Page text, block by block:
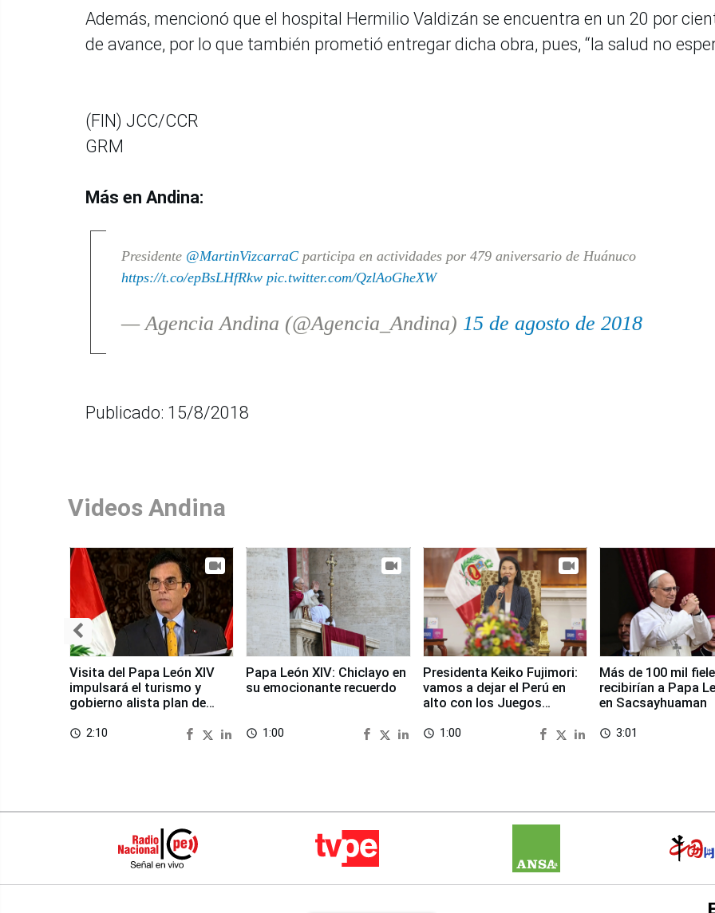
Además, mencionó que el hospital Hermilio Valdizán se encuentra en un 20 por
de avance, por lo que también prometió entregar dicha obra, pues, “la salud no
(FIN) JCC/CCR
GRM
Más en Andina:
Presidente @MartinVizcarraCparticipa en actividades por 479 aniversario de Huánuco
https://t.co/epBsLHfRkw pic.twitter.com/QzlAoGheXW
— Agencia Andina (@Agencia_Andina) 15 de agosto de 2018
Publicado: 15/8/2018
Videos Andina
Visita del Papa León XIV
impulsará el turismo y
gobierno alista plan de
access_time 2:10
Papa León XIV: Chiclayo en
su emocionante recuerdo
access_time 1:00
Presidenta Keiko Fujimori:
vamos a dejar el Perú en
alto con los Juegos
access_time 1:00
Más de 100 mil
recibirían a Papa
en Sacsayhuaman
access_time 3:01